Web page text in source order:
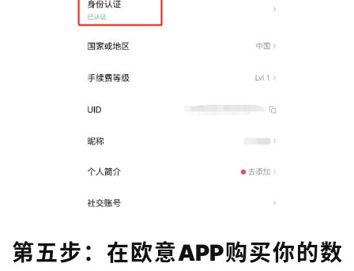
第五步：在欧意APP购买你的数